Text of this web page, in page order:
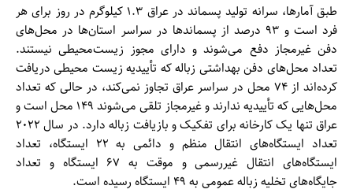
طبق آمارها، سرانه تولید پسماند در عراق ۱.۳ کیلوگرم در روز برای هر
فرد است و ۹۳ درصد از پسماندها در سراسر استان‌ها در محل‌های
دفن غیرمجاز دفع می‌شوند و دارای مجوز زیست‌محیطی نیستند.
تعداد محل‌های دفن بهداشتی زباله که تأییدیه زیست محیطی دریافت
کرده‌اند از ۷۴ محل در سراسر عراق تجاوز نمی‌کند، در حالی که تعداد
محل‌هایی که تأییدیه ندارند و غیرمجاز تلقی می‌شوند ۱۴۹ محل است و
عراق تنها یک کارخانه برای تفکیک و بازیافت زباله دارد. در سال ۲۰۲۲
تعداد ایستگاه‌های انتقال منظم و دائمی به ۲۲ ایستگاه، تعداد
ایستگاه‌های انتقال غیررسمی و موقت به ۶۷ ایستگاه و تعداد
جایگاه‌های تخلیه زباله عمومی به ۴۹ ایستگاه رسیده است.